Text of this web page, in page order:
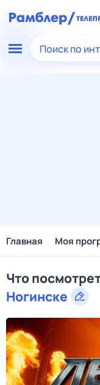
Поиск по
Главная Моя
Что
Ногинске